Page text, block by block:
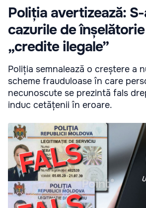
Poliția avertizează:
cazurile de
„credite ilegale”
Poliția semnalează o creștere a
scheme frauduloase în care
necunoscute se prezintă fals
induc cetățenii în eroare.